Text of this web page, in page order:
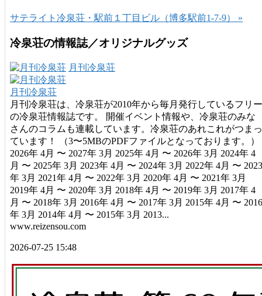
サテライト冷泉荘・駅前１丁目ビル（博多駅前1-7-9） »
冷泉荘の情報誌／オリジナルグッズ
月刊冷泉荘
月刊冷泉荘
月刊冷泉荘は、冷泉荘が2010年から毎月発行しているフリー
の冷泉荘情報誌です。 開催イベント情報や、冷泉荘のみな
さんのコラムも連載しています。冷泉荘のあれこれがつまっ
ています！ （3〜5MBのPDFファイルとなっております。）
2026年 4月 〜 2027年 3月 2025年 4月 〜 2026年 3月 2024年 4
月 〜 2025年 3月 2023年 4月 〜 2024年 3月 2022年 4月 〜 2023
年 3月 2021年 4月 〜 2022年 3月 2020年 4月 〜 2021年 3月
2019年 4月 〜 2020年 3月 2018年 4月 〜 2019年 3月 2017年 4
月 〜 2018年 3月 2016年 4月 〜 2017年 3月 2015年 4月 〜 2016
年 3月 2014年 4月 〜 2015年 3月 2013...
www.reizensou.com
2026-07-25 15:48